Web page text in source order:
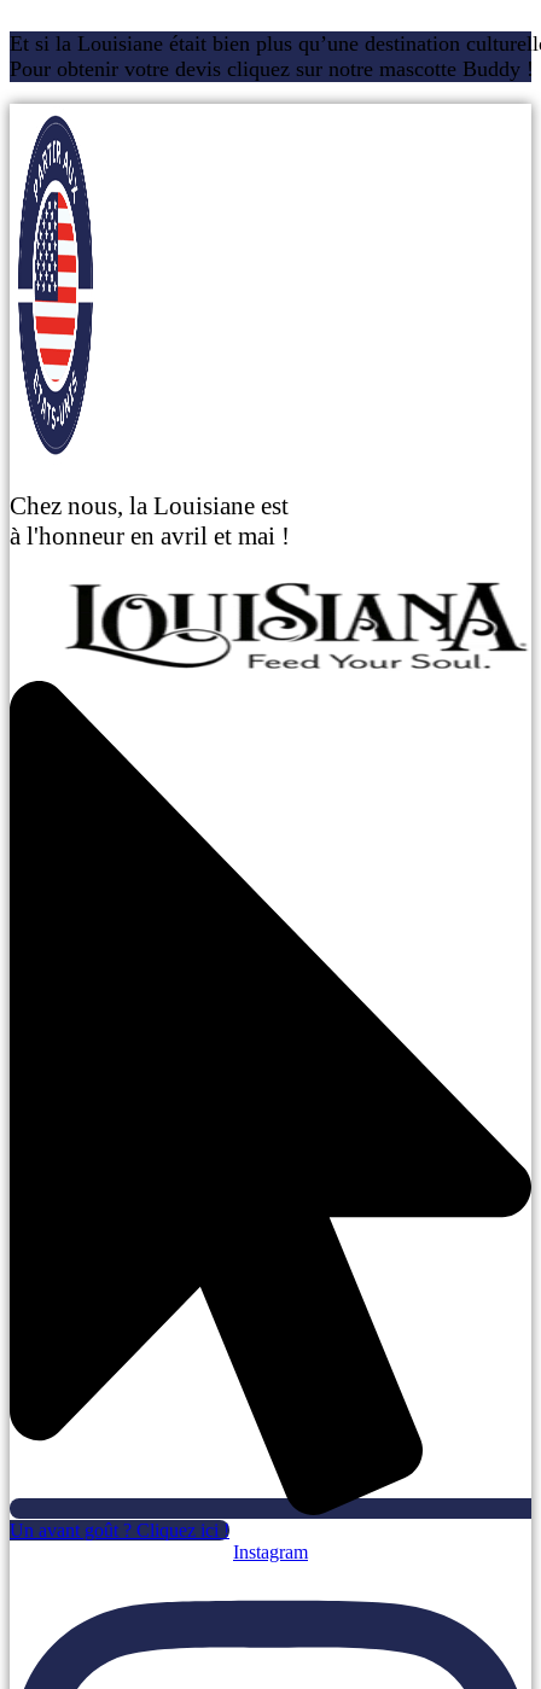
Et si la Louisiane était bien plus qu’une destination
Pour obtenir votre devis cliquez sur notre mascotte Buddy !
Chez nous, la Louisiane est
à l'honneur en avril et mai !
Un avant goût ? Cliquez ici !
Instagram